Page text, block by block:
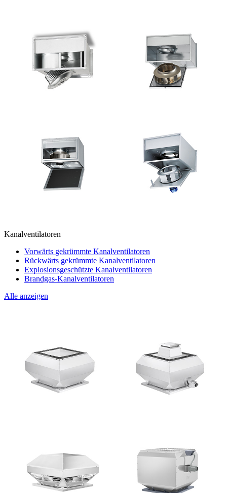
Kanalventilatoren
Vorwärts gekrümmte Kanalventilatoren
Rückwärts gekrümmte Kanalventilatoren
Explosionsgeschützte Kanalventilatoren
Brandgas-Kanalventilatoren
Alle anzeigen